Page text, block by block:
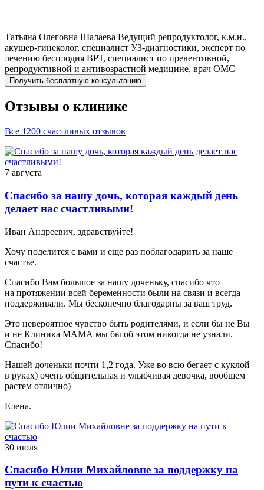
Татьяна Олеговна Шалаева Ведущий репродуктолог, к.м.н.,
акушер-гинеколог, специалист УЗ-диагностики, эксперт по
лечению бесплодия ВРТ, специалист по превентивной,
репродуктивной и антивозрастной медицине, врач ОМС
Получить бесплатную консультацию
Отзывы о клинике
Все 1200 счастливых отзывов
7 августа
Спасибо за нашу дочь, которая каждый день
делает нас счастливыми!
Иван Андреевич, здравствуйте!
Хочу поделится с вами и еще раз поблагодарить за наше
счастье.
Спасибо Вам большое за нашу доченьку, спасибо что
на протяжении всей беременности были на связи и всегда
поддерживали. Мы бесконечно благодарны за ваш труд.
Это невероятное чувство быть родителями, и если бы не Вы
и не Клиника МАМА мы бы об этом никогда не узнали.
Спасибо!
Нашей доченьки почти 1,2 года. Уже во всю бегает с куклой
в руках) очень общительная и улыбчивая девочка, вообщем
растем отлично)
Елена.
30 июля
Спасибо Юлии Михайловне за поддержку на
пути к счастью